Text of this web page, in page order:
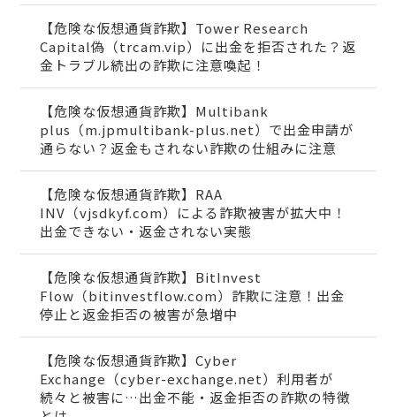
【危険な仮想通貨詐欺】Tower Research
Capital偽（trcam.vip）に出金を拒否された？返
金トラブル続出の詐欺に注意喚起！
【危険な仮想通貨詐欺】Multibank
plus（m.jpmultibank-plus.net）で出金申請が
通らない？返金もされない詐欺の仕組みに注意
【危険な仮想通貨詐欺】RAA
INV（vjsdkyf.com）による詐欺被害が拡大中！
出金できない・返金されない実態
【危険な仮想通貨詐欺】BitInvest
Flow（bitinvestflow.com）詐欺に注意！出金
停止と返金拒否の被害が急増中
【危険な仮想通貨詐欺】Cyber
Exchange（cyber-exchange.net）利用者が
続々と被害に…出金不能・返金拒否の詐欺の特徴